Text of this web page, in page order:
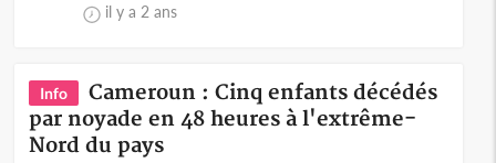
il y a 2 ans
Info
Cameroun : Cinq enfants décédés
par noyade en 48 heures à l'extrême-
Nord du pays